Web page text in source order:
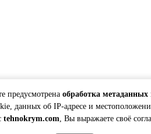
предусмотрена обработка метаданных
данных об IP-адресе и
tehnokrym.com, Вы выражаете своё